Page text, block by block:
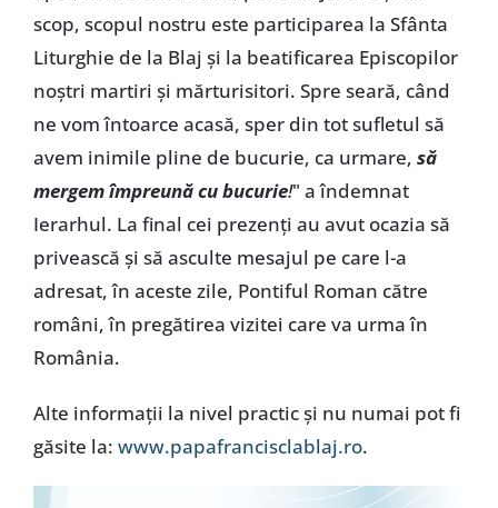
scop, scopul nostru este participarea la Sfânta
Liturghie de la Blaj și la beatificarea Episcopilor
noștri martiri și mărturisitori. Spre seară, când
ne vom întoarce acasă, sper din tot sufletul să
avem inimile pline de bucurie, ca urmare, să
mergem împreună cu bucurie!" a îndemnat
Ierarhul. La final cei prezenți au avut ocazia să
privească și să asculte mesajul pe care l-a
adresat, în aceste zile, Pontiful Roman către
români, în pregătirea vizitei care va urma în
România.
Alte informații la nivel practic și nu numai pot fi
găsite la: www.papafrancisclablaj.ro.